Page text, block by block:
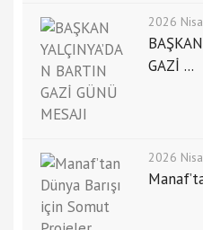
2026
GAZİ ...
2026